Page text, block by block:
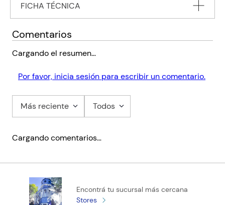
"Teaching notes with additional classroom ideas, including for
mixed ability classes and fast finishers
FICHA TÉCNICA
Editorial Pearson Education
Encuadernación
Edición 2018
ISBN 9781292239828
Paginas 168
Comentarios
Cargando el resumen…
Por favor, inicia sesión para escribir un comentario.
Más reciente Todos
Cargando comentarios…
Encontrá tu sucursal más cercana
Stores